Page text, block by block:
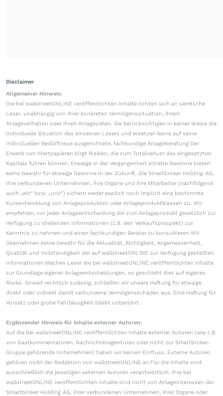
Disclaimer
Allgemeiner Hinweis:
Die bei wallstreetONLINE veröffentlichten Inhalte richten sich an sämtliche
Leser, unabhängig von ihrer konkreten Vermögenssituation, ihrem
Anlageverhalten oder ihren Anlagezielen. Sie berücksichtigen in keiner Weise die
individuelle Situation des einzelnen Lesers und ersetzen keine auf seine
individuellen Bedürfnisse ausgerichtete, fachkundige Anlageberatung.Der
Erwerb von Wertpapieren birgt Risiken, die zum Totalverlust des eingesetzten
Kapitals führen können. Etwaige in der Vergangenheit erzielte Gewinne bieten
keine Gewähr für etwaige Gewinne in der Zukunft. Die Smartbroker Holding AG,
ihre verbundenen Unternehmen, ihre Organe und ihre Mitarbeiter (nachfolgend
auch „wir“ bzw. „uns“) sichern weder explizit noch implizit eine bestimmte
Kursentwicklung von Anlageprodukten oder Anlageproduktklassen zu. Wir
empfehlen, vor jeder Anlageentscheidung die zum Anlageprodukt gesetzlich zur
Verfügung zu stellenden Informationen (z.B. den Verkaufsprospekt) zur
Kenntnis zu nehmen und einen fachkundigen Berater zu konsultieren.Wir
übernehmen keine Gewähr für die Aktualität, Richtigkeit, Angemessenheit,
Qualität und Vollständigkeit der auf wallstreetONLINE zur Verfügung gestellten
Informationen.Machen Leser die bei wallstreetONLINE veröffentlichten Inhalte
zur Grundlage eigener Anlageentscheidungen, so geschieht dies auf eigenes
Risiko. Soweit rechtlich zulässig, schließen wir unsere Haftung für etwaige
direkt oder indirekt damit verbundene Vermögensschäden aus. Eine Haftung für
Vorsatz oder grobe Fahrlässigkeit bleibt unberührt.
Ergänzender Hinweis für Inhalte externer Autoren:
Auf die bei wallstreetONLINE veröffentlichten Inhalte externer Autoren (wie z.B.
von Gastkommentatoren, Nachrichtenagenturen oder nicht zur Smartbroker-
Gruppe gehörende Unternehmen) haben wir keinen Einfluss. Externe Autoren
gehören nicht der Redaktion von wallstreetONLINE an.Für die Inhalte sind
ausschließlich die jeweiligen externen Autoren verantwortlich. Ihre bei
wallstreetONLINE veröffentlichten Inhalte sind nicht von Anlageinteressen der
Smartbroker Holding AG, ihrer verbundenen Unternehmen, ihrer Organe oder